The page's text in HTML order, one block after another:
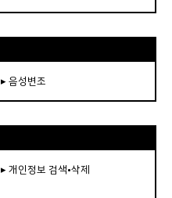
▸ 음성변조
▸ 개인정보 검색•삭제